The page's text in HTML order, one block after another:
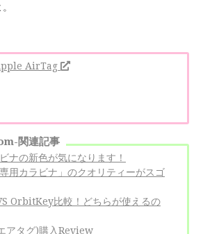
AirTag
関連記事
ナの新色が気になります！
用カラビナ」のクオリティーがスゴ
OrbitKey比較！どちらが使えるの
タグ)購入Review